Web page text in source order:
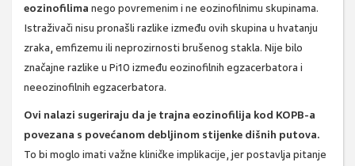
eozinofilima nego povremenim i ne eozinofilnimu skupinama.
Istraživači nisu pronašli razlike između ovih skupina u hvatanju
zraka, emfizemu ili neprozirnosti brušenog stakla. Nije bilo
značajne razlike u Pi10 između eozinofilnih egzacerbatora i
neeozinofilnih egzacerbatora.
Ovi nalazi sugeriraju da je trajna eozinofilija kod KOPB-a
povezana s povećanom debljinom stijenke dišnih putova.
To bi moglo imati važne kliničke implikacije, jer postavlja pitanje